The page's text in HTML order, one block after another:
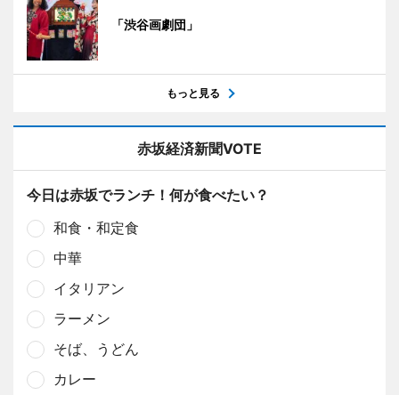
「渋谷画劇団」
もっと見る
赤坂経済新聞VOTE
今日は赤坂でランチ！何が食べたい？
和食・和定食
中華
イタリアン
ラーメン
そば、うどん
カレー